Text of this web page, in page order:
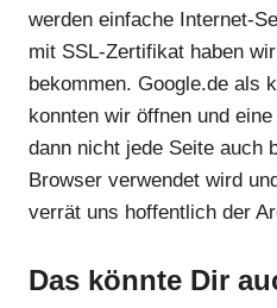
werden einfache Internet-
mit SSL-Zertifikat haben
bekommen. Google.de als
konnten wir öffnen und
dann nicht jede Seite auch
Browser verwendet wird
verrät uns hoffentlich der
Das könnte Dir